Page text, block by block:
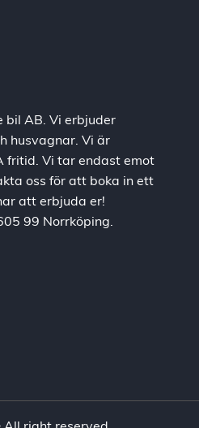
bil AB. Vi erbjuder
husvagnar. Vi är
fritid. Vi tar endast emot
oss för att boka in ett
att erbjuda er!
99 Norrköping.